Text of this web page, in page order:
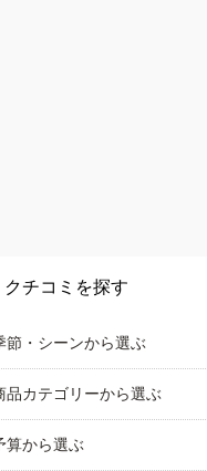
クチコミを探す
節・シーンから選ぶ
品カテゴリーから選ぶ
算から選ぶ